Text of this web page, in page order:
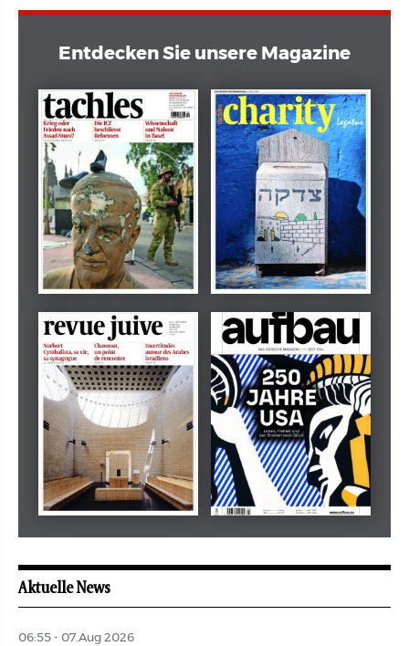
Entdecken Sie unsere Magazine
Dezember 2024
tachles
März 2026
Beilage
revue juive aufbau
Aktuelle News
06:55 - 07.Aug 2026